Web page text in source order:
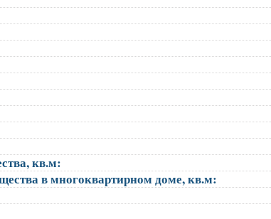
кв.м:
в многоквартирном доме, кв.м: